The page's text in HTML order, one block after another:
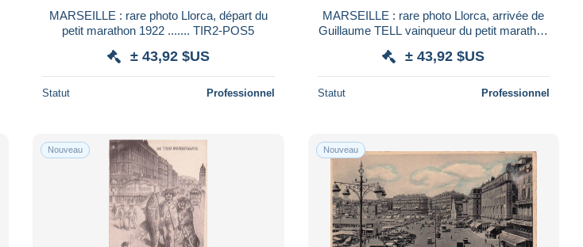
MARSEILLE : rare photo Llorca, départ du
petit marathon 1922 ....... TIR2-POS5
± 43,92 $US
Statut Professionnel
MARSEILLE : rare photo Llorca, arrivée de
Guillaume TELL vainqueur du petit marathon
± 43,92 $US
Statut Professionnel
Nouveau Nouveau